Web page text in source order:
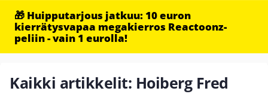
🎁 Huipputarjous jatkuu: 10 euron
kierrätysvapaa megakierros Reactoonz-
peliin - vain 1 eurolla!
Kaikki artikkelit: Hoiberg Fred